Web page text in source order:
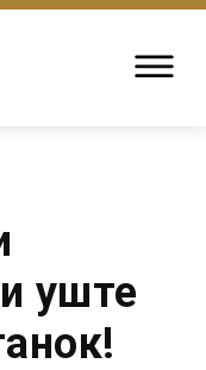
уште